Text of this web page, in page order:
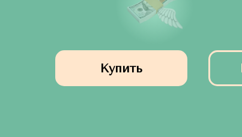
Купить